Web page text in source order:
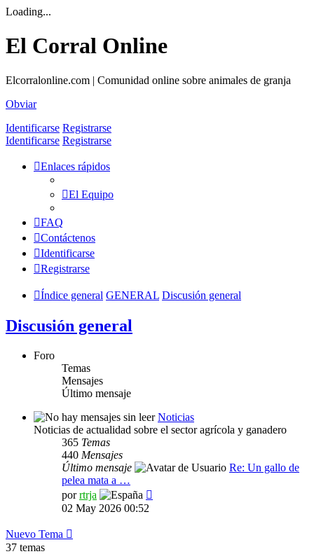
Loading...
El Corral Online
Elcorralonline.com | Comunidad online sobre animales de granja
Obviar
Identificarse Registrarse
Identificarse Registrarse
Enlaces rápidos
El Equipo
FAQ
Contáctenos
Identificarse
Registrarse
Índice general GENERAL Discusión general
Discusión general
Foro
Temas
Mensajes
Último mensaje
Noticias
Noticias de actualidad sobre el sector agrícola y ganadero
365 Temas
440 Mensajes
Último mensaje
Re: Un gallo de
pelea mata a …
porrtrja
02 May 2026 00:52
Nuevo Tema
37 temas